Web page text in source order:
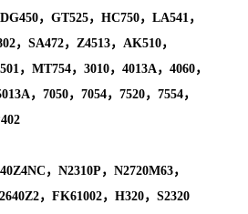
，GT525，HC750，LA541，
，SA472，Z4513，AK510，
，MT754，3010，4013A，4060，
，7050，7054，7520，7554，
，N2310P，N2720M63，
，FK61002，H320，S2320